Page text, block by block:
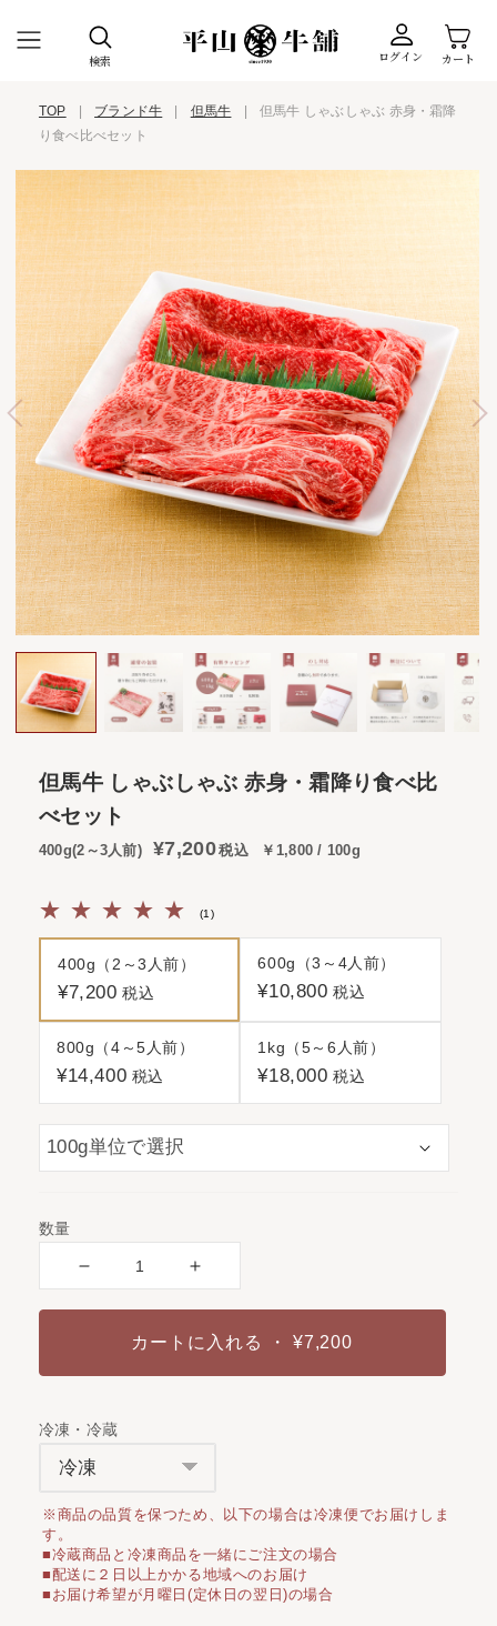
検索 ログイン カート
TOP ブランド牛 但馬牛
但馬牛 しゃぶしゃぶ 赤身・霜降
り食べ比べセット
但馬牛 しゃぶしゃぶ 赤身・霜降り食べ比
べセット
400g(2～3人前) ¥7,200税込￥1,800 / 100g
(1)1
400g（2～3人前）
¥7,200 税込
600g（3～4人前）
¥10,800 税込
800g（4～5人前）
¥14,400 税込
1kg（5～6人前）
¥18,000 税込
数量
カートに入れる ・ ¥7,200
冷凍・冷蔵
※商品の品質を保つため、以下の場合は冷凍便でお届けしま
す。
■冷蔵商品と冷凍商品を一緒にご注文の場合
■配送に２日以上かかる地域へのお届け
■お届け希望が月曜日(定休日の翌日)の場合